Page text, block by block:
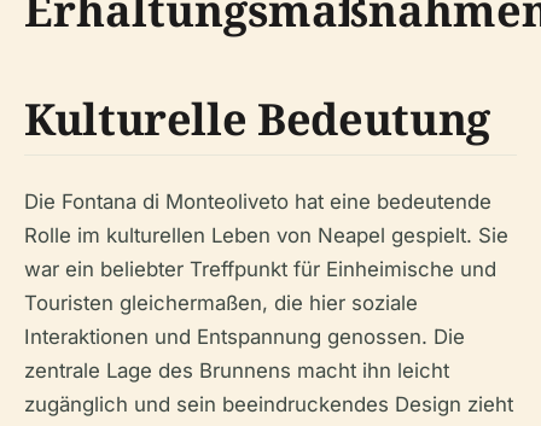
Kulturelle Bedeutung
Die Fontana di Monteoliveto hat eine bedeutende
Rolle im kulturellen Leben von Neapel gespielt. Sie
war ein beliebter Treffpunkt für Einheimische und
Touristen gleichermaßen, die hier soziale
Interaktionen und Entspannung genossen. Die
zentrale Lage des Brunnens macht ihn leicht
zugänglich und sein beeindruckendes Design zieht